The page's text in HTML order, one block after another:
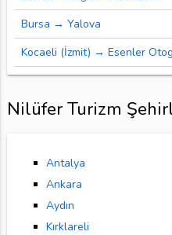
Bursa → Yalova
Kocaeli (İzmit) → Esenler
Nilüfer Turizm
Antalya
Ankara
Aydın
Kırklareli